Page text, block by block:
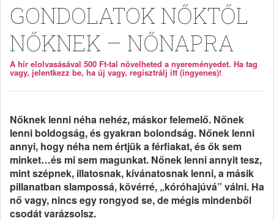
GONDOLATOK NŐKTŐL
NŐKNEK – NŐNAPRA
A hír elolvasásával 500 Ft-tal növelheted a nyereményedet. Ha tag
vagy, jelentkezz be, ha új vagy, regisztrálj itt (ingyenes)!
Nőknek lenni néha nehéz, máskor felemelő. Nőnek
lenni boldogság, és gyakran bolondság. Nőnek lenni
annyi, hogy néha nem értjük a férfiakat, és ők sem
minket…és mi sem magunkat. Nőnek lenni annyit tesz,
mint szépnek, illatosnak, kívánatosnak lenni, a másik
pillanatban slampossá, kövérré, „kóróhajúvá” válni. Ha
nő vagy, nincs egy rongyod se, de mégis mindenből
csodát varázsolsz.